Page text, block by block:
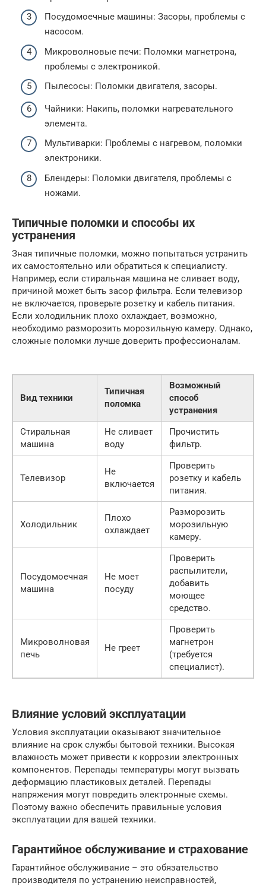
Посудомоечные машины: Засоры, проблемы с
насосом.
Микроволновые печи: Поломки магнетрона,
проблемы с электроникой.
Пылесосы: Поломки двигателя, засоры.
Чайники: Накипь, поломки нагревательного
элемента.
Мультиварки: Проблемы с нагревом, поломки
электроники.
Блендеры: Поломки двигателя, проблемы с
ножами.
Типичные поломки и способы их
устранения
Зная типичные поломки, можно попытаться устранить
их самостоятельно или обратиться к специалисту.
Например, если стиральная машина не сливает воду,
причиной может быть засор фильтра. Если телевизор
не включается, проверьте розетку и кабель питания.
Если холодильник плохо охлаждает, возможно,
необходимо разморозить морозильную камеру. Однако,
сложные поломки лучше доверить профессионалам.
Вид техники
Типичная
поломка
Возможный
способ
устранения
Стиральная
машина
Не сливает
воду
Прочистить
фильтр.
Телевизор
Не
включается
Проверить
розетку и кабель
питания.
Холодильник
Плохо
охлаждает
Разморозить
морозильную
камеру.
Посудомоечная
машина
Не моет
посуду
Проверить
распылители,
добавить
моющее
средство.
Микроволновая
печь
Не греет
Проверить
магнетрон
(требуется
специалист).
Влияние условий эксплуатации
Условия эксплуатации оказывают значительное
влияние на срок службы бытовой техники. Высокая
влажность может привести к коррозии электронных
компонентов. Перепады температуры могут вызвать
деформацию пластиковых деталей. Перепады
напряжения могут повредить электронные схемы.
Поэтому важно обеспечить правильные условия
эксплуатации для вашей техники.
Гарантийное обслуживание и страхование
Гарантийное обслуживание – это обязательство
производителя по устранению неисправностей,